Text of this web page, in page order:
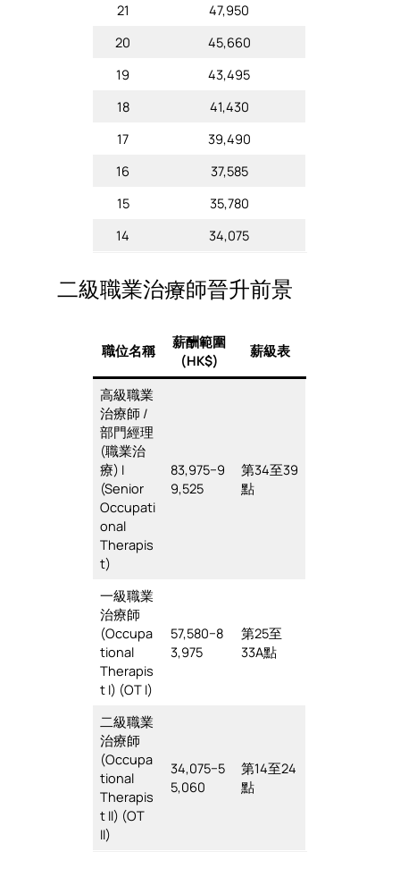
21
47,950
20
45,660
19
43,495
18
41,430
17
39,490
16
37,585
15
35,780
14
34,075
二級職業治療師晉升前景
職位名稱
薪酬範圍
(HK$)
薪級表
高級職業
治療師 /
部門經理
(職業治
療) I
(Senior
Occupati
onal
Therapis
t)
83,975−9
9,525
第34至39
點
一級職業
治療師
(Occupa
tional
Therapis
t I) (OT I)
57,580−8
3,975
第25至
33A點
二級職業
治療師
(Occupa
tional
Therapis
t II) (OT
II)
34,075−5
5,060
第14至24
點